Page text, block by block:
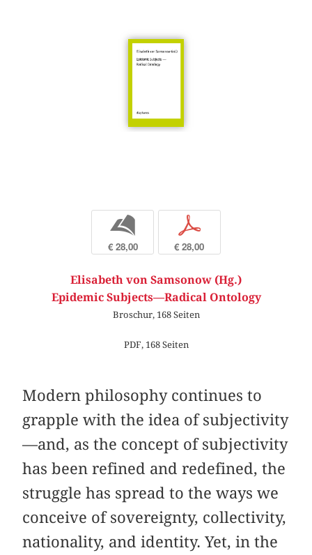
b
€ 28,00
p
€ 28,00
Elisabeth von Samsonow (Hg.)
Epidemic Subjects—Radical Ontology
Broschur, 168 Seiten
PDF, 168 Seiten
Modern philosophy continues to
grapple with the idea of subjectivity
—and, as the concept of subjectivity
has been refined and redefined, the
struggle has spread to the ways we
conceive of sovereignty, collectivity,
nationality, and identity. Yet, in the